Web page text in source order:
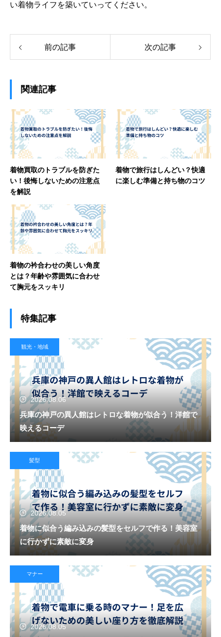
い着物ライフを築いていってください。
前の記事 次の記事
関連記事
着物買取のトラブルを防ぎた
い！後悔しないための注意点
を解説
着物で旅行はしんどい？快適
に楽しむ準備と持ち物のコツ
着物の衿合わせの美しい角度
とは？年齢や雰囲気に合わせ
て胸元をスッキリ
特集記事
観光・地域
2026.08.06
兵庫の神戸の異人館はレトロな着物が似合う！洋館で
映えるコーデ
髪型
2026.08.05
着物に似合う編み込みの髪型をセルフで作る！美容室
に行かずに素敵に変身
マナー
2026.08.05